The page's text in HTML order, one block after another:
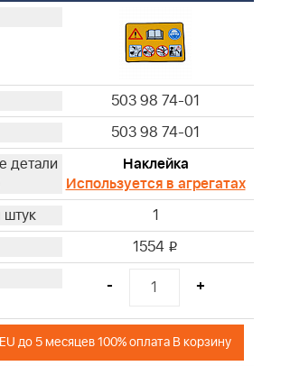
503 20 02-16
503 22 00-01
503 98 74-01
503 98 74-01
Наклейка
Используется в агрегатах
1
1554 i
- +
до 5 месяцев 100% оплата В корзину